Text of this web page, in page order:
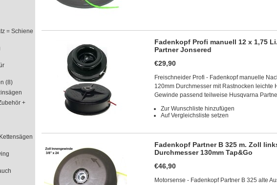
= Schiene
(8)
+
Fadenkopf Profi manuell 12 x 1,75
Partner Jonsered
€29,90
Freischneider Profi - Fadenkopf manuelle
120mm Durchmesser mit Rastnocken
Gewinde passend teilweise Husqvarna
Zur Wunschliste hinzufügen
Auf Vergleichsliste setzen
Fadenkopf Partner B 325 m. Zoll
Durchmesser 130mm Tap&Go
€46,90
Motorsense - Fadenkopf Partner B 325 alte